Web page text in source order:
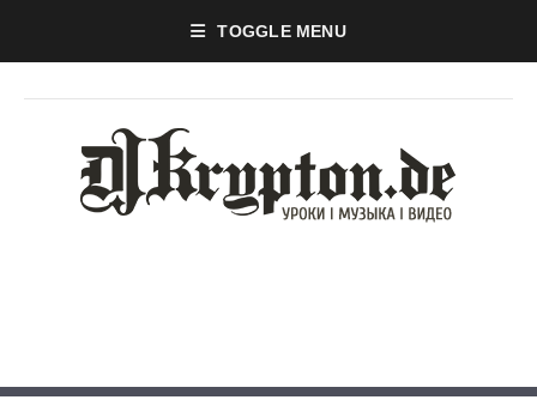
TOGGLE MENU